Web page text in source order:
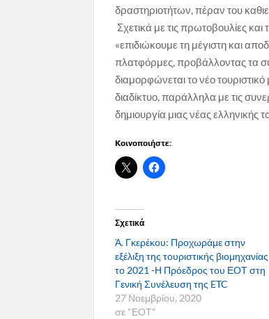
δραστηριοτήτων, πέραν του
Σχετικά με τις πρωτοβουλίες
«επιδιώκουμε τη μέγιστη και
πλατφόρμες, προβάλλοντας τα
διαμορφώνεται το νέο
διαδίκτυο, παράλληλα με τις
δημιουργία μιας νέας ελληνικής
Κοινοποιήστε:
Σχετικά
Ά. Γκερέκου: Προχωράμε στην
εξέλιξη της τουριστικής βιομηχανίας
το 2021 -Η Πρόεδρος του ΕΟΤ στη
Γενική Συνέλευση της ETC
27 Νοεμβρίου, 2020
σε "ΕΟΤ"